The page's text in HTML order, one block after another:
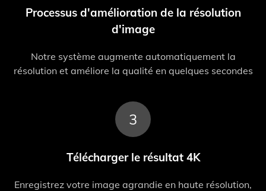
Processus d'amélioration de la résolution
d'image
Notre système augmente automatiquement la
résolution et améliore la qualité en quelques secondes
3
Télécharger le résultat 4K
Enregistrez votre image agrandie en haute résolution,